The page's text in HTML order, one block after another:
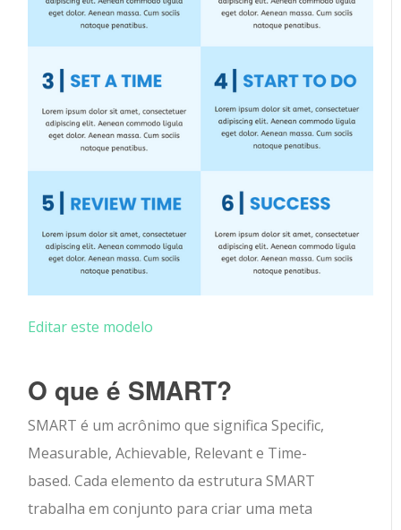
Editar este modelo
O que é SMART?
SMART é um acrônimo que significa Specific,
Measurable, Achievable, Relevant e Time-
based. Cada elemento da estrutura SMART
trabalha em conjunto para criar uma meta